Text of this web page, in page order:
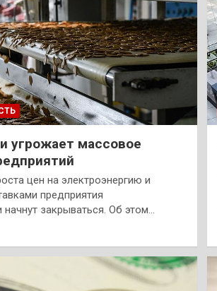
угрожает массовое
цен на электроэнергию и
предприятия
начнут закрываться. Об этом…